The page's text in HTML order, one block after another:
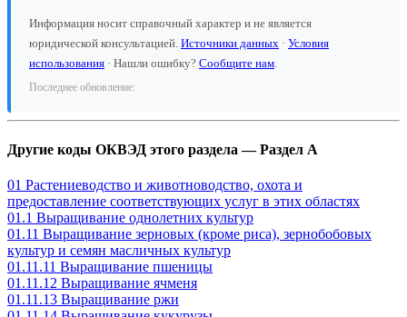
Информация носит справочный характер и не является
юридической консультацией. Источники данных · Условия
использования · Нашли ошибку? Сообщите нам.
Последнее обновление:
Другие коды ОКВЭД этого раздела — Раздел A
01 Растениеводство и животноводство, охота и
предоставление соответствующих услуг в этих областях
01.1 Выращивание однолетних культур
01.11 Выращивание зерновых (кроме риса), зернобобовых
культур и семян масличных культур
01.11.11 Выращивание пшеницы
01.11.12 Выращивание ячменя
01.11.13 Выращивание ржи